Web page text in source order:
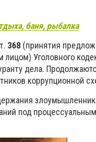
баня, рыбалка
368 (принятия
Уголовного
дела.
коррупционной
под